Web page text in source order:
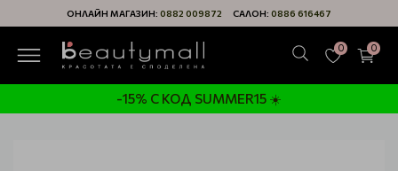
ОНЛАЙН МАГАЗИН: 0882 009872 САЛОН: 0886 616467
0 0
-15% С КОД SUMMER15 ☀️